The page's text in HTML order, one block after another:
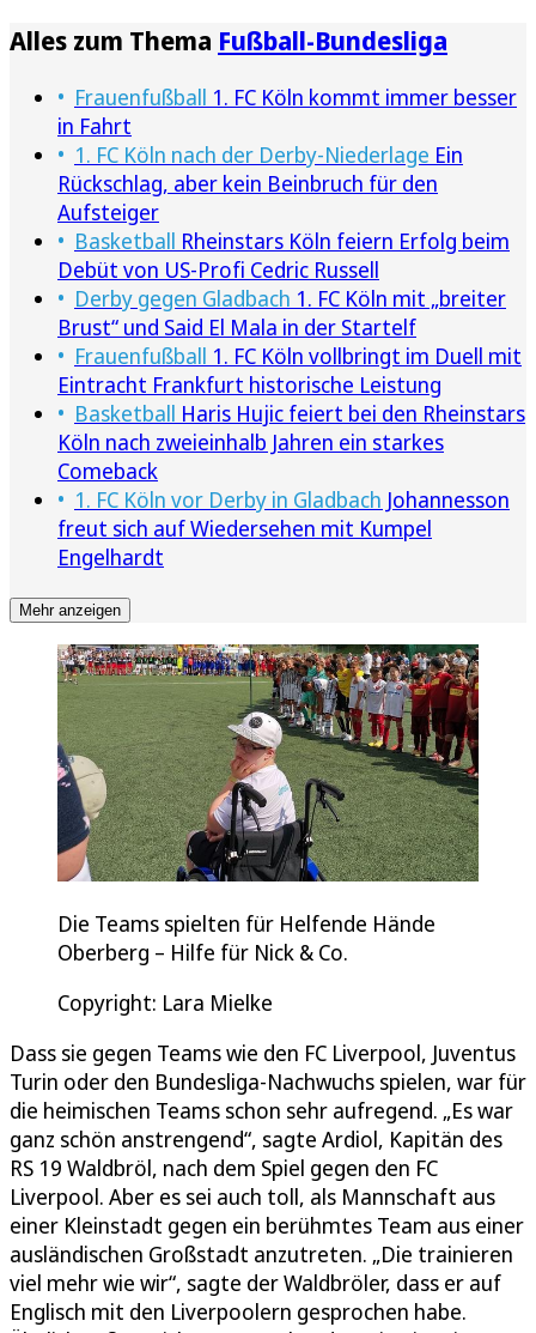
Alles zum Thema Fußball-Bundesliga
Frauenfußball 1. FC Köln kommt immer besser
in Fahrt
1. FC Köln nach der Derby-Niederlage Ein
Rückschlag, aber kein Beinbruch für den
Aufsteiger
Basketball Rheinstars Köln feiern Erfolg beim
Debüt von US-Profi Cedric Russell
Derby gegen Gladbach 1. FC Köln mit „breiter
Brust“ und Said El Mala in der Startelf
Frauenfußball 1. FC Köln vollbringt im Duell mit
Eintracht Frankfurt historische Leistung
Basketball Haris Hujic feiert bei den Rheinstars
Köln nach zweieinhalb Jahren ein starkes
Comeback
1. FC Köln vor Derby in Gladbach Johannesson
freut sich auf Wiedersehen mit Kumpel
Engelhardt
Mehr anzeigen
Die Teams spielten für Helfende Hände
Oberberg – Hilfe für Nick & Co.
Copyright: Lara Mielke
Dass sie gegen Teams wie den FC Liverpool, Juventus
Turin oder den Bundesliga-Nachwuchs spielen, war für
die heimischen Teams schon sehr aufregend. „Es war
ganz schön anstrengend“, sagte Ardiol, Kapitän des
RS 19 Waldbröl, nach dem Spiel gegen den FC
Liverpool. Aber es sei auch toll, als Mannschaft aus
einer Kleinstadt gegen ein berühmtes Team aus einer
ausländischen Großstadt anzutreten. „Die trainieren
viel mehr wie wir“, sagte der Waldbröler, dass er auf
Englisch mit den Liverpoolern gesprochen habe.